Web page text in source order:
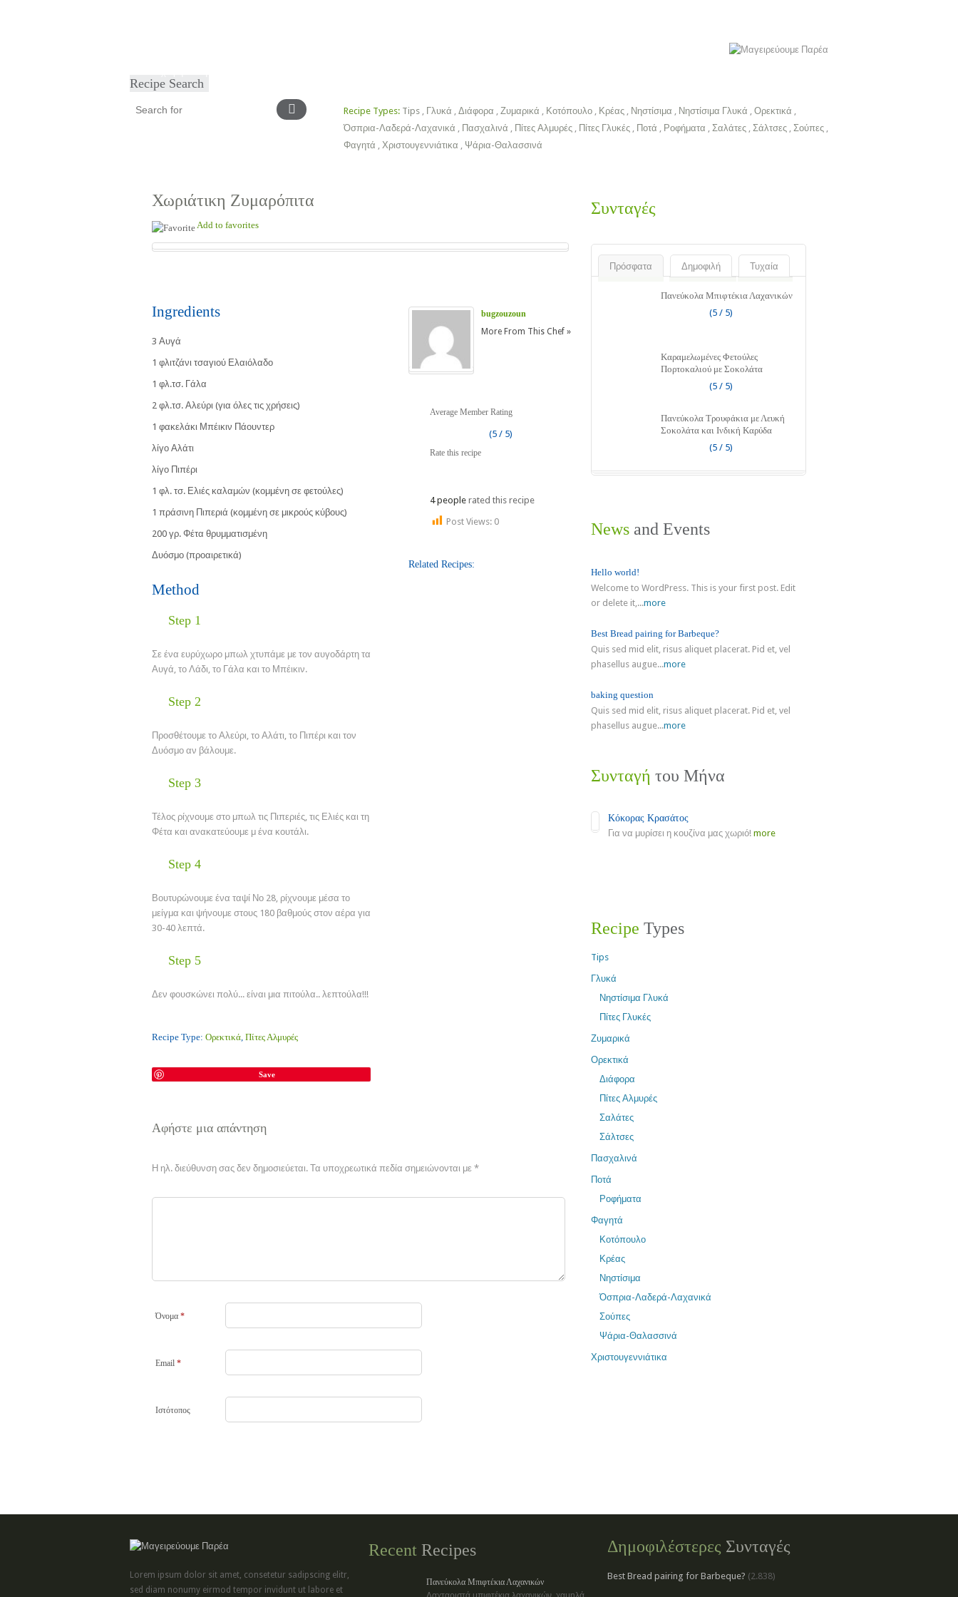
Recipe Search
Recipe Types: Tips , Γλυκά , Διάφορα , Ζυμαρικά , Κοτόπουλο , Κρέας , Νηστίσιμα , Νηστίσιμα Γλυκά , Ορεκτικά ,
Όσπρια-Λαδερά-Λαχανικά , Πασχαλινά , Πίτες Αλμυρές , Πίτες Γλυκές , Ποτά , Ροφήματα , Σαλάτες , Σάλτσες , Σούπες ,
Φαγητά , Χριστουγεννιάτικα , Ψάρια-Θαλασσινά
Χωριάτικη Ζυμαρόπιτα
Add to favorites
Ingredients
3 Αυγά
1 φλιτζάνι τσαγιού Ελαιόλαδο
1 φλ.τσ. Γάλα
2 φλ.τσ. Αλεύρι (για όλες τις χρήσεις)
1 φακελάκι Μπέικιν Πάουντερ
λίγο Αλάτι
λίγο Πιπέρι
1 φλ. τσ. Ελιές καλαμών (κομμένη σε φετούλες)
1 πράσινη Πιπεριά (κομμένη σε μικρούς κύβους)
200 γρ. Φέτα θρυμματισμένη
Δυόσμο (προαιρετικά)
Method
Step 1
Σε ένα ευρύχωρο μπωλ χτυπάμε με τον αυγοδάρτη τα
Αυγά, το Λάδι, το Γάλα και το Μπέικιν.
Step 2
Προσθέτουμε το Αλεύρι, το Αλάτι, το Πιπέρι και τον
Δυόσμο αν βάλουμε.
Step 3
Τέλος ρίχνουμε στο μπωλ τις Πιπεριές, τις Ελιές και τη
Φέτα και ανακατεύουμε μ ένα κουτάλι.
Step 4
Βουτυρώνουμε ένα ταψί Νο 28, ρίχνουμε μέσα το
μείγμα και ψήνουμε στους 180 βαθμούς στον αέρα για
30-40 λεπτά.
Step 5
Δεν φουσκώνει πολύ... είναι μια πιτούλα.. λεπτούλα!!!
Recipe Type: Ορεκτικά Πίτες Αλμυρές
Save
bugzouzoun
More From This Chef »
Average Member Rating
(5 / 5)
Rate this recipe
4 people rated this recipe
Post Views: 0
Related Recipes:
Αφήστε μια απάντηση
Η ηλ. διεύθυνση σας δεν δημοσιεύεται. Τα υποχρεωτικά πεδία σημειώνονται με *
Όνομα *
Email *
Ιστότοπος
Συνταγές
Πρόσφατα Δημοφιλή Τυχαία
Πανεύκολα Μπιφτέκια Λαχανικών
(5 / 5)
Καραμελωμένες Φετούλες
Πορτοκαλιού με Σοκολάτα
(5 / 5)
Πανεύκολα Τρουφάκια με Λευκή
Σοκολάτα και Ινδική Καρύδα
(5 / 5)
News and Events
Hello world!
Welcome to WordPress. This is your first post. Edit
or delete it,...more
Best Bread pairing for Barbeque?
Quis sed mid elit, risus aliquet placerat. Pid et, vel
phasellus augue...more
baking question
Quis sed mid elit, risus aliquet placerat. Pid et, vel
phasellus augue...more
Συνταγή του Μήνα
Κόκορας Κρασάτος
Για να μυρίσει η κουζίνα μας χωριό! more
Recipe Types
Tips
Γλυκά
Νηστίσιμα Γλυκά
Πίτες Γλυκές
Ζυμαρικά
Ορεκτικά
Διάφορα
Πίτες Αλμυρές
Σαλάτες
Σάλτσες
Πασχαλινά
Ποτά
Ροφήματα
Φαγητά
Κοτόπουλο
Κρέας
Νηστίσιμα
Όσπρια-Λαδερά-Λαχανικά
Σούπες
Ψάρια-Θαλασσινά
Χριστουγεννιάτικα
Lorem ipsum dolor sit amet, consetetur sadipscing elitr,
sed diam nonumy eirmod tempor invidunt ut labore et
Recent Recipes
Πανεύκολα Μπιφτέκια Λαχανικών
Δημοφιλέστερες Συνταγές
Best Bread pairing for Barbeque? (2.838)